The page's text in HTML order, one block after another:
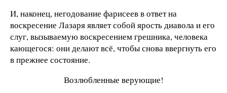
И, наконец, негодование фарисеев в ответ на
воскресение Лазаря являет собой ярость диавола и его
слуг, вызываемую воскресением грешника, человека
кающегося: они делают всё, чтобы снова ввергнуть его
в прежнее состояние.
Возлюбленные верующие!